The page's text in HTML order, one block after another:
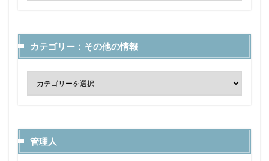
カテゴリー：その他の情報
管理人